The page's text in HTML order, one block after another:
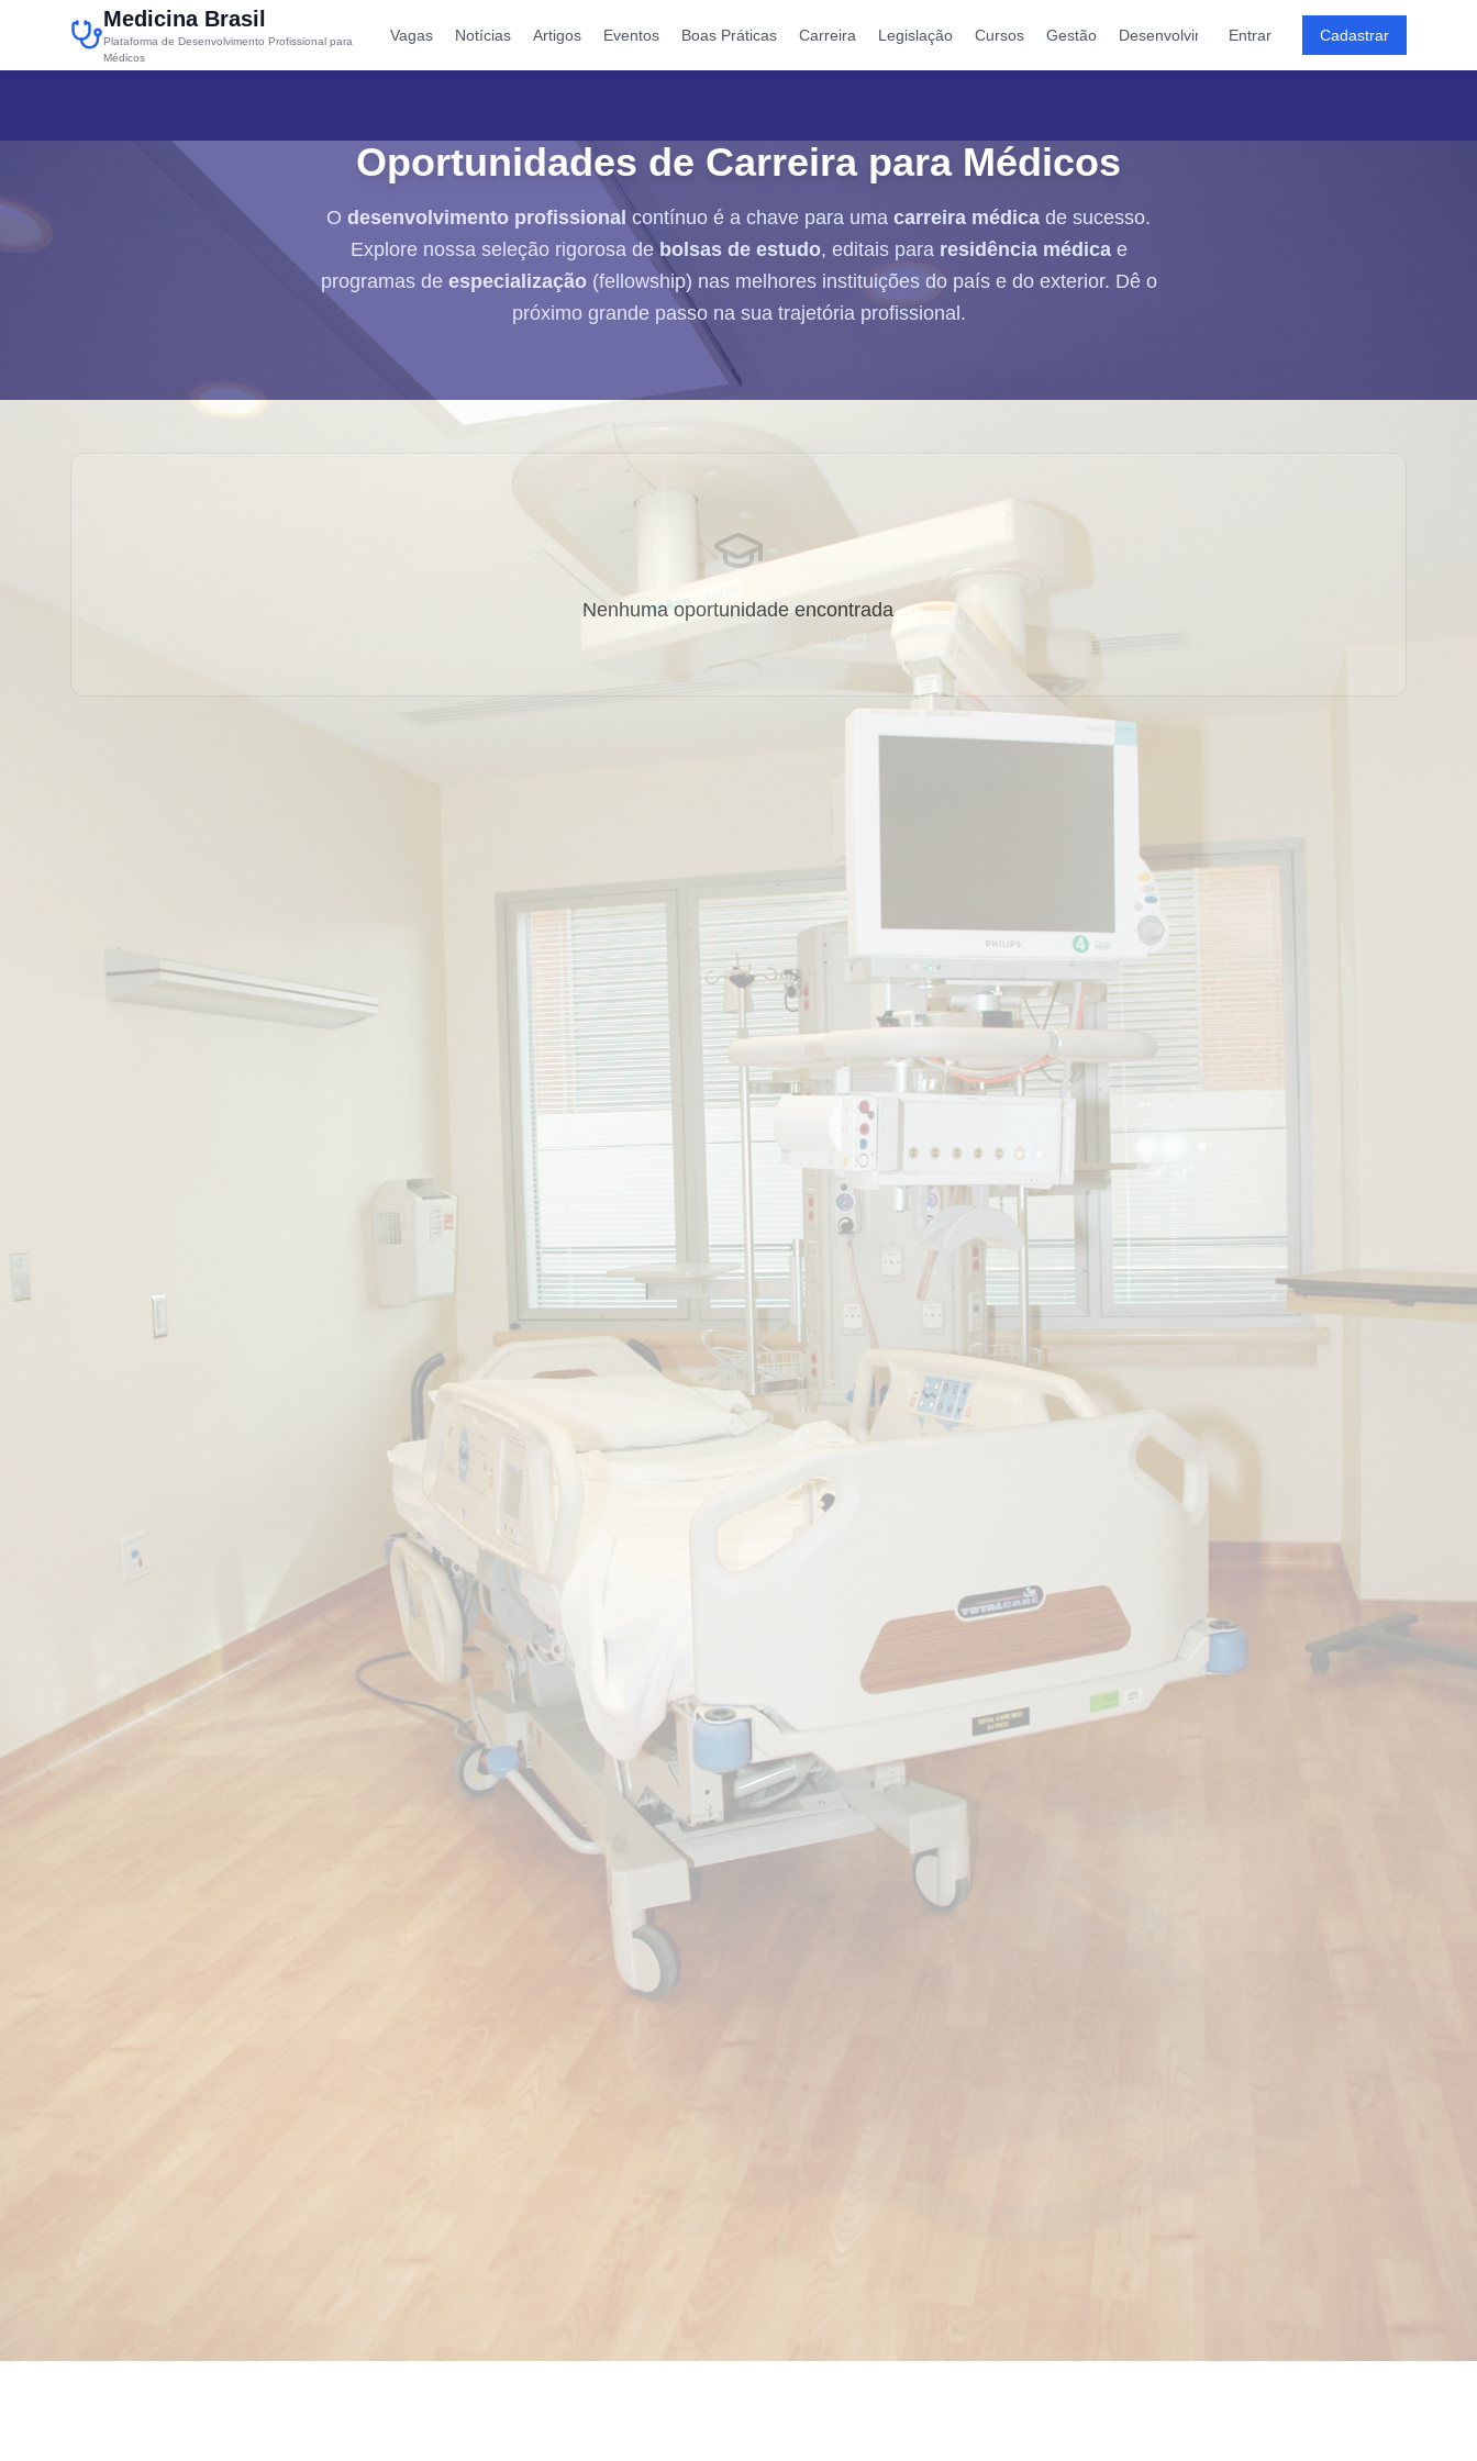
Medicina Brasil
Plataforma de Desenvolvimento Profissional para
Médicos
Vagas Notícias Artigos Eventos Boas Práticas Carreira Legislação Cursos Gestão DesenvolvimentoEntrar Cadastrar
Oportunidades de Carreira para Médicos
O desenvolvimento profissional contínuo é a chave para uma carreira médica de sucesso.
Explore nossa seleção rigorosa debolsas de estudo, editais para residência médicae
programas de especialização(fellowship) nas melhores instituições do país e do exterior. Dê o
próximo grande passo na sua trajetória profissional.
Nenhuma oportunidade encontrada